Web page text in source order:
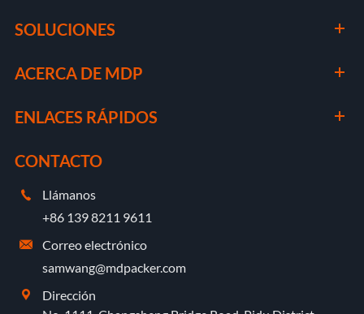
SOLUCIONES
ACERCA DE MDP
ENLACES RÁPIDOS
CONTACTO

Llámanos
+86 139 8211 9611

Correo electrónico
samwang@mdpacker.com

Dirección